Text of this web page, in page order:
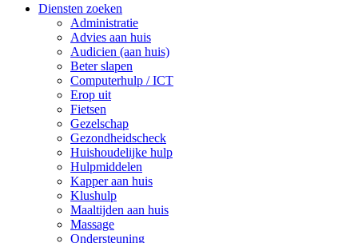
Diensten zoeken
Administratie
Advies aan huis
Audicien (aan huis)
Beter slapen
Computerhulp / ICT
Erop uit
Fietsen
Gezelschap
Gezondheidscheck
Huishoudelijke hulp
Hulpmiddelen
Kapper aan huis
Klushulp
Maaltijden aan huis
Massage
Ondersteuning